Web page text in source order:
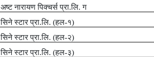
अष्ट नारायण पिक्चर्स प्रा.लि. ग
सिने स्टार प्रा.लि. (हल-१)
सिने स्टार प्रा.लि. (हल-२)
सिने स्टार प्रा.लि. (हल-३)